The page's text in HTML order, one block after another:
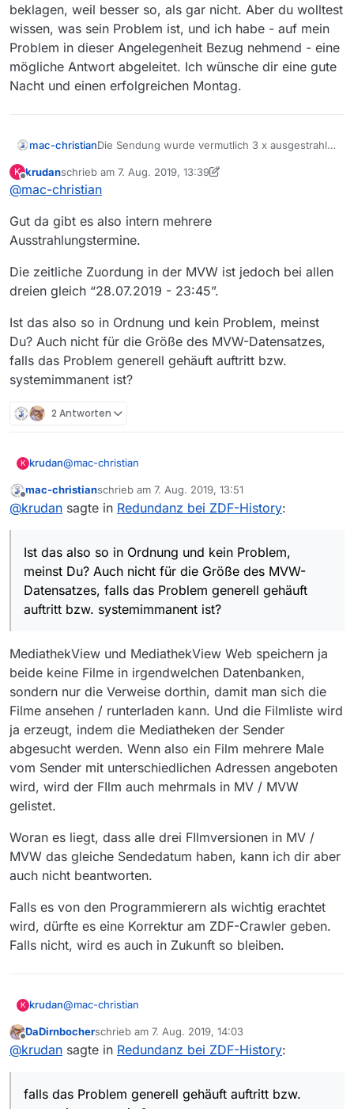
beklagen, weil besser so, als gar nicht. Aber du wolltest
wissen, was sein Problem ist, und ich habe - auf mein
Problem in dieser Angelegenheit Bezug nehmend - eine
mögliche Antwort abgeleitet. Ich wünsche dir eine gute
Nacht und einen erfolgreichen Montag.
mac-christianDie Sendung wurde vermutlich 3 x ausgestrahlt
und 2.8. MV zeigt da auch drei verschiedene
Links zum Film:
https://rodlzdf-
a.akamaihd.net/none/zdf/19/08/190802_sinti_ro
p36v14.mp4
a.akamaihd.net/none/zdf/19/07/190730_sinti_rom
a_his/1/190730_sinti_roma_his_3328k_p36v14.mp
https://rodlzdf-
_roma_his/4/190728_sinti_und_roma_his_3328k_p
36v14.mp4
Was ist dein Problem damit?
K krudanschrieb am 7. Aug. 2019, 13:39
zuletzt editiert von krudan8. Juli 2019, 15:39
@mac-christian
Gut da gibt es also intern mehrere
Ausstrahlungstermine.
Die zeitliche Zuordung in der MVW ist jedoch bei allen
dreien gleich “28.07.2019 - 23:45”.
Ist das also so in Ordnung und kein Problem, meinst
Du? Auch nicht für die Größe des MVW-Datensatzes,
falls das Problem generell gehäuft auftritt bzw.
systemimmanent ist?
2 Antworten
K krudan@mac-christian
Gut da gibt es also intern mehrere
Ausstrahlungstermine.
Ist das also so in Ordnung und kein Problem, meinst
Du? Auch nicht für die Größe des MVW-Datensatzes,
falls das Problem generell gehäuft auftritt bzw.
systemimmanent ist?
Offline
mac-christianschrieb am 7. Aug. 2019, 13:51
zuletzt editiert von
@krudan sagte in Redundanz bei ZDF-History:
Ist das also so in Ordnung und kein Problem,
meinst Du? Auch nicht für die Größe des MVW-
Datensatzes, falls das Problem generell gehäuft
auftritt bzw. systemimmanent ist?
MediathekView und MediathekView Web speichern ja
beide keine Filme in irgendwelchen Datenbanken,
sondern nur die Verweise dorthin, damit man sich die
Filme ansehen / runterladen kann. Und die Filmliste wird
ja erzeugt, indem die Mediatheken der Sender
abgesucht werden. Wenn also ein Film mehrere Male
vom Sender mit unterschiedlichen Adressen angeboten
wird, wird der FIlm auch mehrmals in MV / MVW
gelistet.
Woran es liegt, dass alle drei FIlmversionen in MV /
MVW das gleiche Sendedatum haben, kann ich dir aber
auch nicht beantworten.
Falls es von den Programmierern als wichtig erachtet
wird, dürfte es eine Korrektur am ZDF-Crawler geben.
Falls nicht, wird es auch in Zukunft so bleiben.
K krudan@mac-christian
Gut da gibt es also intern mehrere
Ausstrahlungstermine.
Ist das also so in Ordnung und kein Problem, meinst
Offline
DaDirnbocherschrieb am 7. Aug. 2019, 14:03
zuletzt editiert von
@krudan sagte in Redundanz bei ZDF-History:
falls das Problem generell gehäuft auftritt bzw.